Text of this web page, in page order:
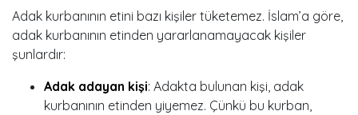
Adak kurbanının etini bazı kişiler tüketemez. İslam’a göre,
adak kurbanının etinden yararlanamayacak kişiler
şunlardır:
Adak adayan kişi: Adakta bulunan kişi, adak
kurbanının etinden yiyemez. Çünkü bu kurban,